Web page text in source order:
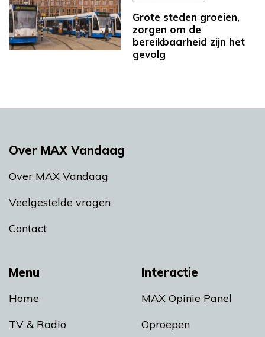
Grote steden groeien,
zorgen om de
bereikbaarheid zijn het
gevolg
Menu
Home
TV & Radio
Interactie
MAX Opinie Panel
Oproepen
Over MAX Vandaag
Over MAX Vandaag
Veelgestelde vragen
Contact